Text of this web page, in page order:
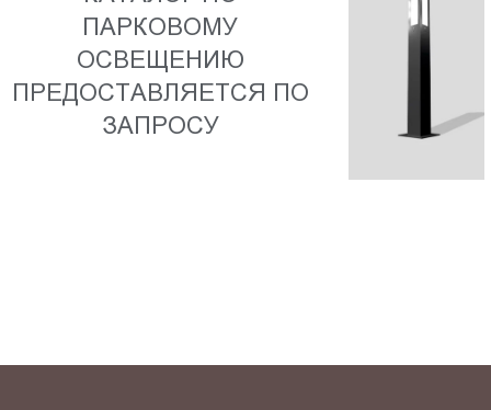
ПАРКОВОМУ
ОСВЕЩЕНИЮ
ПРЕДОСТАВЛЯЕТСЯ ПО
ЗАПРОСУ
Сб.,